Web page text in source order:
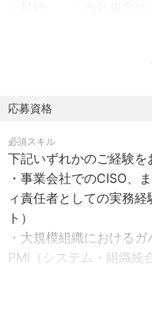
2002年度に約200億円
年3月21日、東京証券取
そして2025年7月トライ
営統合が完了しました
出店戦略③収益性の向
軸を中心に進めていきま
この急成長の背景には
中心に自社で取組み、
・社会保険：健康保険
・受動喫煙防止措置：屋
■休日・休暇
・公休日数： 年間112
・特別休暇（リフレッ
・弔慰休暇
・年次有給休暇
・産前産後休暇
・育児休暇
応募資格
必須スキル
下記いずれかのご経験を
・事業会社でのCISO、
ィ責任者としての実務
ト）
・大規模組織における
PMI（システム・組織統